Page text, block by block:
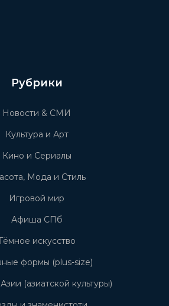
Рубрики
Новости & СМИ
Культура и Арт
Кино и Сериалы
Мода и Стиль
Игровой мир
Афиша СПб
искусство
формы (plus-size)
(азиатской культуры)